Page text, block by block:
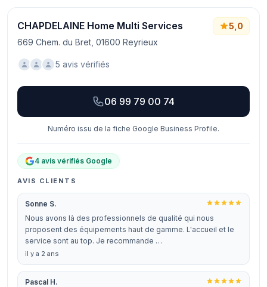
CHAPDELAINE Home Multi Services
669 Chem. du Bret, 01600 Reyrieux
5,0
5 avis vérifiés
06 99 79 00 74
Numéro issu de la fiche Google Business Profile.
4 avis vérifiés Google
AVIS CLIENTS
Sonne S.
Nous avons là des professionnels de qualité qui nous
proposent des équipements haut de gamme. L'accueil et le
service sont au top. Je recommande …
il y a 2 ans
Pascal H.